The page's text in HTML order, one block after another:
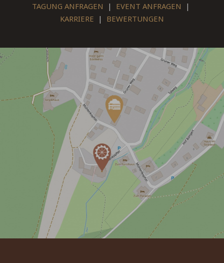
TAGUNG ANFRAGEN | EVENT ANFRAGEN |
KARRIERE | BEWERTUNGEN